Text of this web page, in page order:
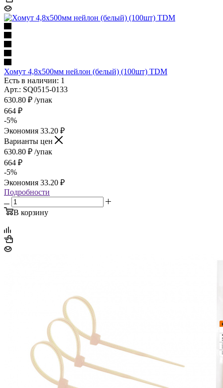
Хомут 4,8х500мм нейлон (белый) (100шт) TDM
Есть в наличии: 1
Арт.: SQ0515-0133
630.80 ₽ /упак
664 ₽
-5%
Экономия 33.20 ₽
Варианты цен
630.80 ₽ /упак
664 ₽
-5%
Экономия 33.20 ₽
Подробности
В корзину